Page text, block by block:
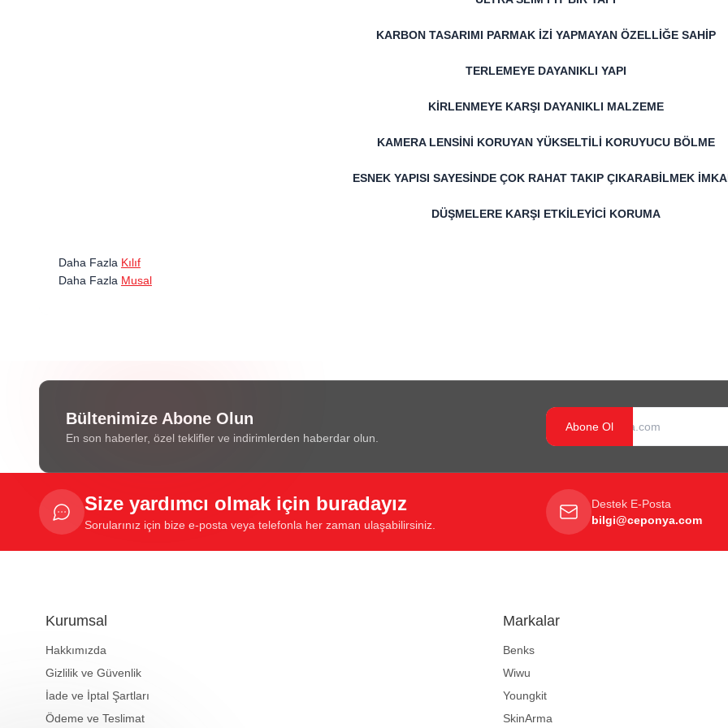
KARBON TASARIMI PARMAK İZİ YAPMAYAN ÖZELLİĞE SAHİP
TERLEMEYE DAYANIKLI YAPI
KİRLENMEYE KARŞI DAYANIKLI MALZEME
KAMERA LENSİNİ KORUYAN YÜKSELTİLİ KORUYUCU BÖLME
ESNEK YAPISI SAYESİNDE ÇOK RAHAT TAKIP ÇIKARABİLMEK
DÜŞMELERE KARŞI ETKİLEYİCİ KORUMA
Daha Fazla Kılıf
Daha Fazla Musal
Bültenimize Abone Olun
En son haberler, özel teklifler ve indirimlerden haberdar olun.
Abone Ol
Size yardımcı olmak için buradayız
Sorularınız için bize e-posta veya telefonla her zaman ulaşabilirsiniz.
Destek E-Posta
bilgi@ceponya.com
Kurumsal
Hakkımızda
Gizlilik ve Güvenlik
İade ve İptal Şartları
Ödeme ve Teslimat
Markalar
Benks
Wiwu
Youngkit
SkinArma